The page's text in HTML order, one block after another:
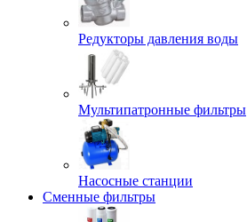
Редукторы давления воды
Мультипатронные фильтры
Насосные станции
Сменные фильтры